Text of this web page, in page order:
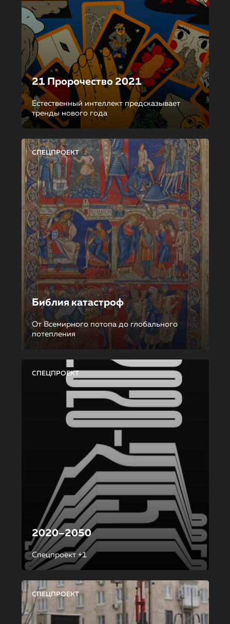
21 Пророчество 2021
Естественный интеллект предсказывает
тренды нового года
СПЕЦПРОЕКТ
Библия катастроф
От Всемирного потопа до глобального
потепления
СПЕЦПРОЕКТ
2020–2050
Спецпроект +1
СПЕЦПРОЕКТ